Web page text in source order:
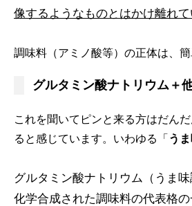
像するようなものとはかけ離れて
調味料（アミノ酸等）の正体は、
グルタミン酸ナトリウム＋
これを聞いてピンと来る方はだん
ると感じています。いわゆる「う
グルタミン酸ナトリウム（うま
化学合成された調味料の代表格